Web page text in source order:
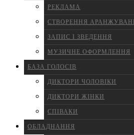
РЕКЛАМА
СТВОРЕННЯ
ЗАПИС І ЗВЕДЕННЯ
МУЗИЧНЕ ОФОРМЛЕННЯ
БАЗА ГОЛОСІВ
ДИКТОРИ ЧОЛОВІКИ
ДИКТОРИ ЖІНКИ
СПІВАКИ
ОБЛАДНАННЯ